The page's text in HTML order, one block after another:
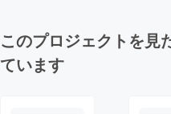
このプロジェクトを見
ています